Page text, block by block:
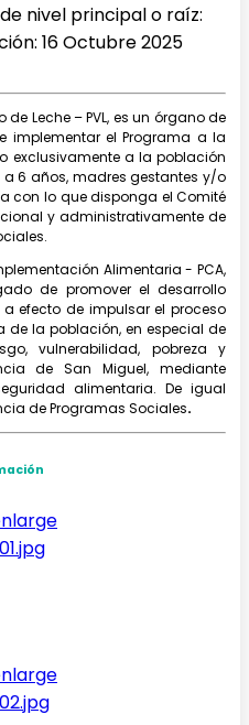
nivel principal o raíz:
16 Octubre 2025
Leche – PVL, es un órgano de
implementar el Programa a la
exclusivamente a la población
6 años, madres gestantes y/o
con lo que disponga el Comité
y administrativamente de
Alimentaria - PCA,
de promover el desarrollo
efecto de impulsar el proceso
la población, en especial de
vulnerabilidad, pobreza y
de San Miguel, mediante
alimentaria. De igual
de Programas Sociales.